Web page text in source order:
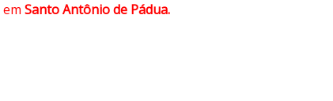
em Santo Antônio de Pádua.